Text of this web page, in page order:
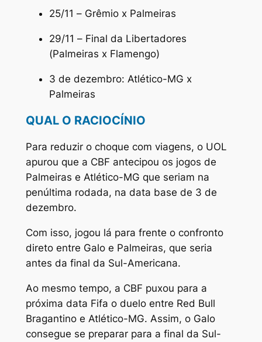
25/11 – Grêmio x Palmeiras
29/11 – Final da Libertadores
(Palmeiras x Flamengo)
3 de dezembro: Atlético-MG x
Palmeiras
QUAL O RACIOCÍNIO
Para reduzir o choque com viagens, o UOL
apurou que a CBF antecipou os jogos de
Palmeiras e Atlético-MG que seriam na
penúltima rodada, na data base de 3 de
dezembro.
Com isso, jogou lá para frente o confronto
direto entre Galo e Palmeiras, que seria
antes da final da Sul-Americana.
Ao mesmo tempo, a CBF puxou para a
próxima data Fifa o duelo entre Red Bull
Bragantino e Atlético-MG. Assim, o Galo
consegue se preparar para a final da Sul-